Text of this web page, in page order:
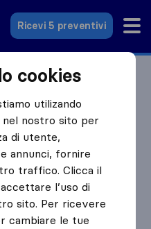
Ricevi 5 preventivi
in Italia
i
aziende di traslochi
cookies
utilizando
nel nostro sito per
di utente,
annunci, fornire
traffico. Clicca il
l’uso di
sito. Per ricevere
cambiare le tue